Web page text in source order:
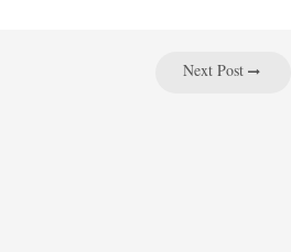
Next Post